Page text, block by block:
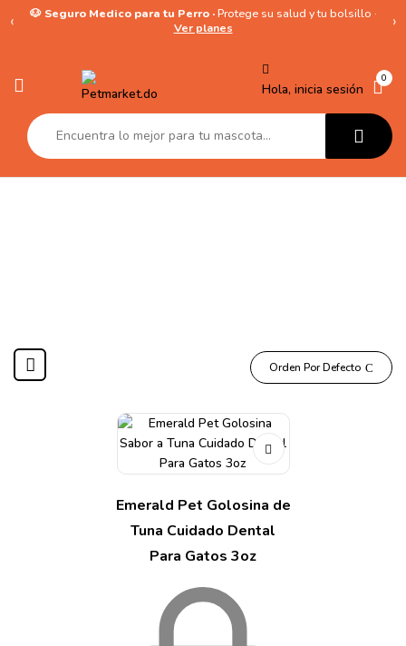
‹ 🐶 Seguro Medico para tu Perro ·Protege su salud y tu bolsillo ·
Ver planes
›
Hola, inicia sesión
0
Orden Por Defecto
Emerald Pet Golosina de
Tuna Cuidado Dental
Para Gatos 3oz